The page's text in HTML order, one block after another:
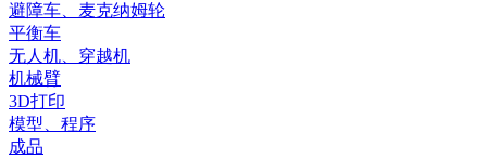
避障车、麦克纳姆轮
平衡车
无人机、穿越机
机械臂
3D打印
模型、程序
成品